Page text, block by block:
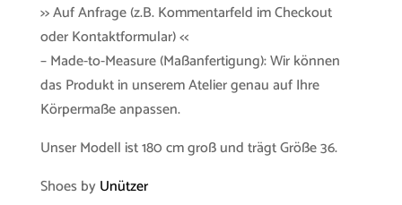
>> Auf Anfrage (z.B. Kommentarfeld im Checkout
oder Kontaktformular) <<
– Made-to-Measure (Maßanfertigung): Wir können
das Produkt in unserem Atelier genau auf Ihre
Körpermaße anpassen.
Unser Modell ist 180 cm groß und trägt Größe 36.
Shoes byUnützer